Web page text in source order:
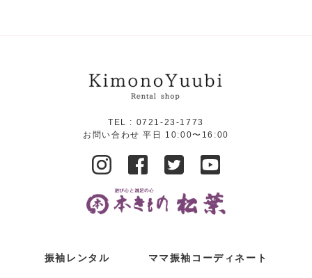
TEL : 0721-23-1773
お問い合わせ 平日 10:00〜16:00
振袖レンタル ママ振袖コーディネート